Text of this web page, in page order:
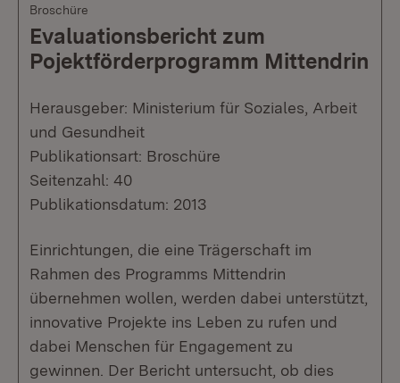
Broschüre
Evaluationsbericht zum
Pojektförderprogramm Mittendrin
Herausgeber: Ministerium für Soziales, Arbeit
und Gesundheit
Publikationsart: Broschüre
Seitenzahl: 40
Publikationsdatum: 2013
Einrichtungen, die eine Trägerschaft im
Rahmen des Programms Mittendrin
übernehmen wollen, werden dabei unterstützt,
innovative Projekte ins Leben zu rufen und
dabei Menschen für Engagement zu
gewinnen. Der Bericht untersucht, ob dies